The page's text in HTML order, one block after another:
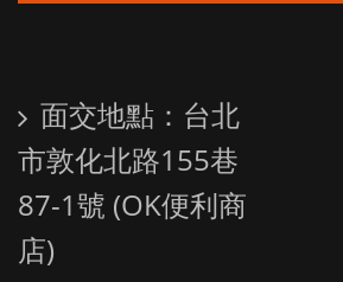
面交地點：台北
市敦化北路155巷
87-1號 (OK便利商
店)